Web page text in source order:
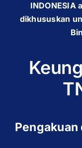
INDONESIA
dikhususkan
Pengakuan